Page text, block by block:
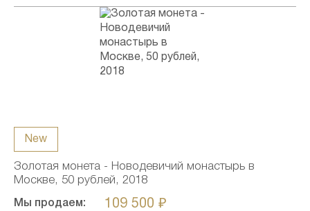
New
Золотая монета - Новодевичий монастырь в
Москве, 50 рублей, 2018
Мы продаем: 109 500 ₽